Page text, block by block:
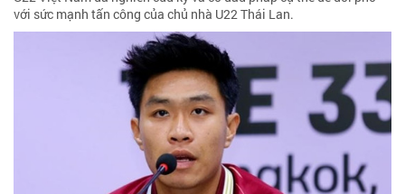
với sức mạnh tấn công của chủ nhà U22 Thái Lan.